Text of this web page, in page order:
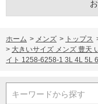
ホーム > メンズ > トップス
> 大きいサイズ メンズ 豊天
イト 1258-6258-1 3L 4L 5L
キーワードから探す